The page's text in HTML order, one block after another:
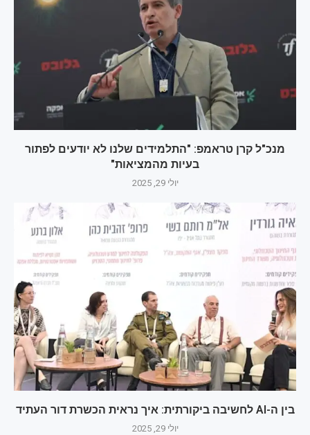
מנכ"ל קרן טראמפ: "התלמידים שלנו לא יודעים לפתור
בעיות מהמציאות"
יולי 29, 2025
בין ה-AI לחשיבה ביקורתית: איך נראית הכשרת דור העתיד
יולי 29, 2025